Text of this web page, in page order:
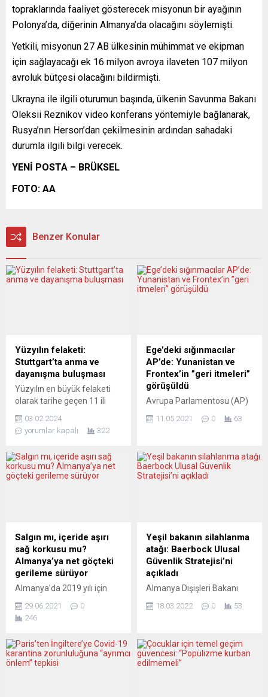
topraklarında faaliyet gösterecek misyonun bir ayağının
Polonya’da, diğerinin Almanya’da olacağını söylemişti.
Yetkili, misyonun 27 AB ülkesinin mühimmat ve ekipman
için sağlayacağı ek 16 milyon avroya ilaveten 107 milyon
avroluk bütçesi olacağını bildirmişti.
Ukrayna ile ilgili oturumun başında, ülkenin Savunma Bakanı
Oleksii Reznikov video konferans yöntemiyle bağlanarak,
Rusya’nın Herson’dan çekilmesinin ardından sahadaki
durumla ilgili bilgi verecek.
YENİ POSTA – BRÜKSEL
FOTO: AA
Benzer Konular
Yüzyılın felaketi:
Stuttgart’ta anma ve
dayanışma buluşması
Yüzyılın en büyük felaketi
olarak tarihe geçen 11 ili
Kahramanmaraş
merkezli büyük depremin
Avrupa’da da çeşitli
etkinlikler düzenlenmeye
derneğinin girişimleriyle ve
çok sayıda stk’nın desteğiyle
6 Şubat 2024 salı günü
Schlossplatz meydanında
bir anma ve dayanışma...
03.02.2024
yorumlar kapalı
322
Ege’deki sığınmacılar
AP’de: Yunanistan ve
Frontex’in ”geri itmeleri”
görüşüldü
Avrupa Parlamentosu (AP)
Denizi’nde Yunanistan’ın
Ajansının (Frontex) bu
olaylardaki rolünü, geri
bunları “Lighthouse Reports”
sitesiyle Der Spiegel
dergisinde yayımlayan
gazeteciler Klaas van Dijken
ile Steffen Lüdke, AP’nin
Sivil...
11.05.2021 0 63
Salgın mı, içeride aşırı
sağ korkusu mu?
Almanya’ya net göçteki
gerileme sürüyor
Almanya’da 2019 yılı için
göç sayısı, 2020’de yaklaşık
220 bine gerileyerek
Türkiye’den geçen
Almanya’ya gelenlerin sayısı
29.06.2021
0
246
Yeşil bakanın silahlanma
atağı: Baerbock Ulusal
Güvenlik Stratejisi’ni
açıkladı
Almanya Dışişleri Bakanı
savunma sanayisinin daha
Güvenlik Stratejisini
açıklayan Annalena
18.03.2022 0 53